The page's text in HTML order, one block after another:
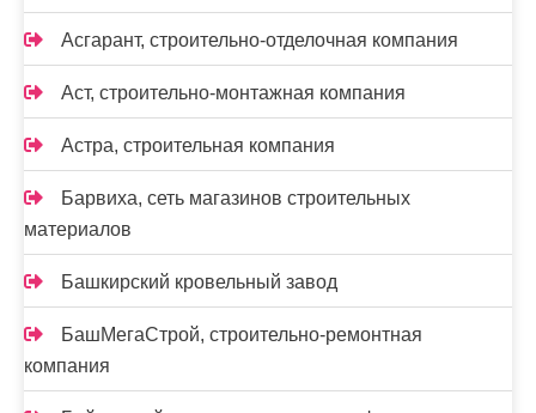
Асгарант, строительно-отделочная компания
Аст, строительно-монтажная компания
Астра, строительная компания
Барвиха, сеть магазинов строительных
материалов
Башкирский кровельный завод
БашМегаСтрой, строительно-ремонтная
компания